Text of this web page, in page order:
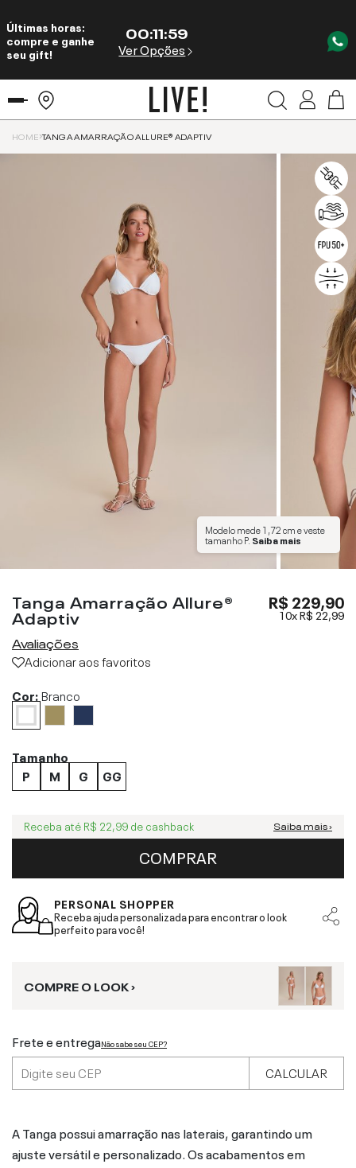
Últimas horas:
compre e ganhe
seu gift!
00:11:59
Ver Opções
HOME TANGA AMARRAÇÃO ALLURE® ADAPTIV
Modelo mede1,72 cme veste
tamanhoP. Saiba mais
Tanga Amarração Allure®
Adaptiv
Avaliações
Adicionar aos favoritos
R$ 229,90
10xR$ 22,99
Cor:Branco
Tamanho
P
M G GG
Receba até R$ 22,99 de cashback Saiba mais ›
COMPRAR
PERSONAL SHOPPER
Receba ajuda personalizada para encontrar o look
perfeito para você!
COMPRE O LOOK ›
Frete e entregaNão sabe seu CEP?
CALCULAR
A Tanga possui amarração nas laterais, garantindo um
ajuste versátil e personalizado. Os acabamentos em